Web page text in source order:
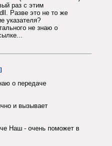
раз с этим
Разве это не то же
указателя?
не знаю о
о передаче
и вызывает
Наш - очень поможет в